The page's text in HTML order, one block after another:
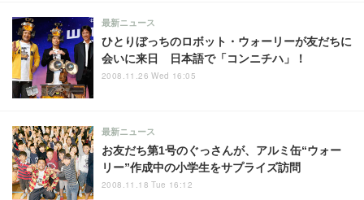
ひとりぼっちのロボット・ウォーリーが友だちに
会いに来日 日本語で「コンニチハ」！
最新ニュース
2008.11.26 Wed 16:05
お友だち第1号のぐっさんが、アルミ缶“ウォー
リー”作成中の小学生をサプライズ訪問
最新ニュース
2008.11.18 Tue 16:12